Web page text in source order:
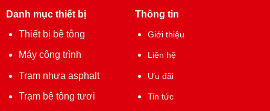
Danh mục thiết bị
Thiết bị bê tông
Máy công trình
Trạm nhựa asphalt
Trạm bê tông tươi
Thông tin
Giới thiệu
Liên hệ
Ưu đãi
Tin tức